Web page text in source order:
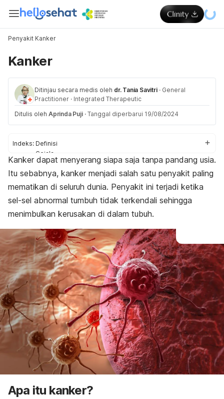
Penyakit Kanker
Kanker
Ditinjau secara medis oleh dr. Tania Savitri · General
Practitioner · Integrated Therapeutic
Ditulis oleh Aprinda Puji · Tanggal diperbarui 19/08/2024
Indeks: Definisi
Gejala
Penyebab
Faktor risiko
Diagnosis
Kanker dapat menyerang siapa saja tanpa pandang usia.
Itu sebabnya, kanker menjadi salah satu penyakit paling
mematikan di seluruh dunia. Penyakit ini terjadi ketika
sel-sel abnormal tumbuh tidak terkendali sehingga
menimbulkan kerusakan di dalam tubuh.
Apa itu kanker?